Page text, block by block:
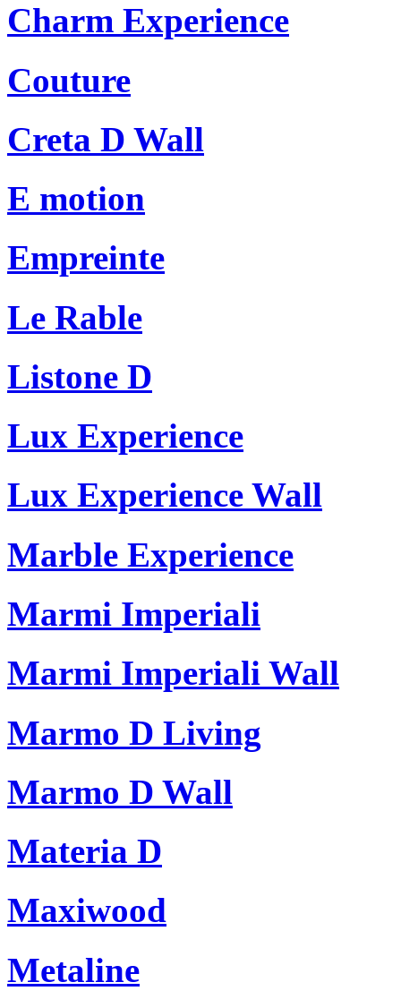
Charm Experience
Couture
Creta D Wall
E motion
Empreinte
Le Rable
Listone D
Lux Experience
Lux Experience Wall
Marble Experience
Marmi Imperiali
Marmi Imperiali Wall
Marmo D Living
Marmo D Wall
Materia D
Maxiwood
Metaline